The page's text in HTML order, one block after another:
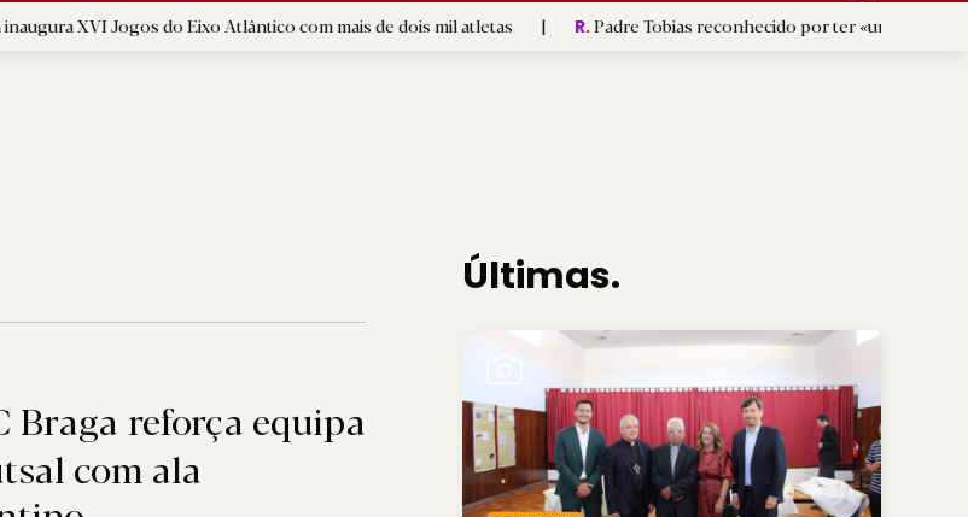
do Eixo Atlântico com mais de dois mil atletas | R.Padre Tobias reconhecido por ter «um coração sempre
Braga reforça equipa
com ala
Últimas.